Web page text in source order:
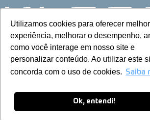
Utilizamos cookies para oferecer melhor
experiência, melhorar o desempenho,
como você interage em nosso site e
personalizar conteúdo. Ao utilizar este
concorda com o uso de cookies. Saiba
Ok, entendi!
Utilizamos cookies para oferecer melhor
experiência, melhorar o desempenho,
como você interage em nosso site e
personalizar conteúdo. Ao utilizar este
concorda com o uso de cookies. Saiba
Ok, entendi!
Pular
para
o
conteúdo
Blog